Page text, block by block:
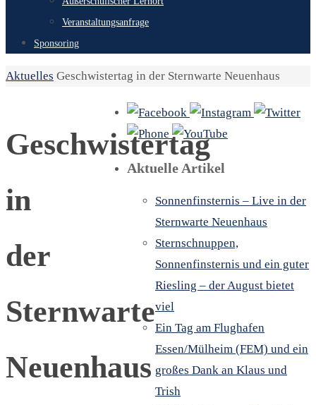
Veranstaltungsanfrage
Sponsoring
Start
Aktuelles Geschwistertag in der Sternwarte Neuenhaus
Geschwistertag
in
der
Sternwarte
Neuenhaus
Aktuelle Artikel
Sonnenfinsternis – Live in der
Sternwarte Neuenhaus
Sternschnuppen,
Sonnenfinsternis und ein guter
Riesling – der August bietet
viel
Ein Tag am Flughafen
Essen/Mülheim (FEM) und ein
großes Dank an Klaus und
Trish